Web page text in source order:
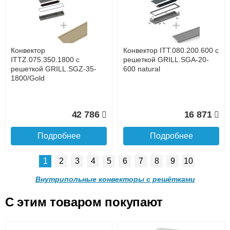
до подъезда
услуга платная
с решеткой GRILL.SGA-20-
1300 natural
30 665
Подробнее
с решеткой GRILL.SGA-20-
1000 natural
24 638
Конвектор ITT.080.200.900 с
решеткой GRILL.SGA-20-
900 natural
Конвектор ITT.080.200.800 с
решеткой GRILL.SGA-20-
800 natural
Конвектор
ITTZ.075.350.1800 с
решеткой GRILL.SGZ-35-
1800/Gold
42 786
Подробнее
Конвектор ITT.080.200.600 с
решеткой GRILL.SGA-20-
600 natural
16 871
Подробнее
1 2 3 4 5 6 7 8 9 10
Внутрипольные конвекторы с решётками
C этим товаром покупают